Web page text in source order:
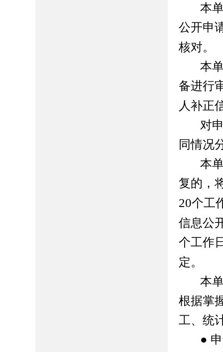
本
公开申
核对。
本
备进行
人补正
对
同情况
本
复的，
20个工
信息公
个工作
定。
本
根据掌
工、统
●